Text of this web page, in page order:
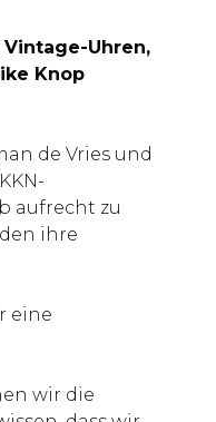
Vintage-Uhren,
Knop
de Vries und
aufrecht zu
ihre
eine
wir die